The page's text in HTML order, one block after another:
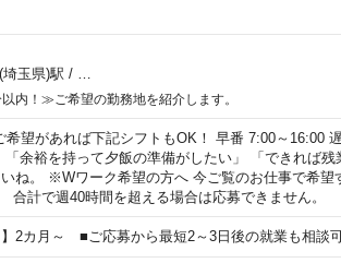
埼玉県)駅 /
内！≫ご希望の勤務地を紹介します。
望があれば下記シフトもOK！ 早番 7:00～16:00
「余裕を持って夕飯の準備がしたい」 「できれば残
ね。 ※Wワーク希望の方へ 今ご覧のお仕事で希望
合計で週40時間を超える場合は応募できません。
】2カ月～ ■ご応募から最短2～3日後の就業も相談